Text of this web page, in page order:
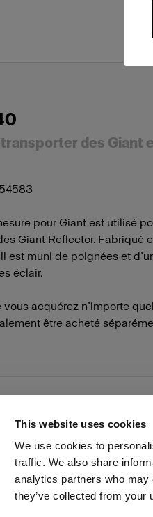
This website uses cookies
We use cookies to
traffic. We also share
analytics partners who may
they’ve collected from your
des Giant
pour Giant est utilisé
Giant Reflector. Fabriqué
est muni de poignées et
éclair.
acquérez n’importe
être acheté
Support Emploi